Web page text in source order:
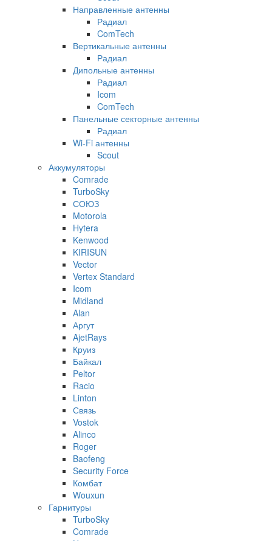
Направленные антенны
Радиал
ComTech
Вертикальные антенны
Радиал
Дипольные антенны
Радиал
Icom
ComTech
Панельные секторные антенны
Радиал
Wi-Fi антенны
Scout
Аккумуляторы
Comrade
TurboSky
СОЮЗ
Motorola
Hytera
Kenwood
KIRISUN
Vector
Vertex Standard
Icom
Midland
Alan
Аргут
AjetRays
Круиз
Байкал
Peltor
Racio
Linton
Связь
Vostok
Alinco
Roger
Baofeng
Security Force
Комбат
Wouxun
Гарнитуры
TurboSky
Comrade